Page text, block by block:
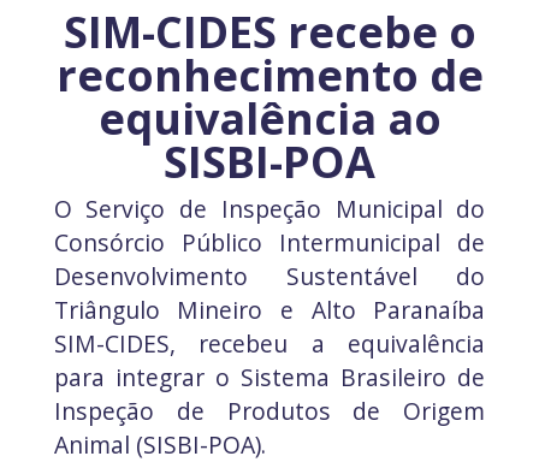
SIM-CIDES recebe o
reconhecimento de
equivalência ao
SISBI-POA
O Serviço de Inspeção Municipal do
Consórcio Público Intermunicipal de
Desenvolvimento Sustentável do
Triângulo Mineiro e Alto Paranaíba
SIM-CIDES, recebeu a equivalência
para integrar o Sistema Brasileiro de
Inspeção de Produtos de Origem
Animal (SISBI-POA).